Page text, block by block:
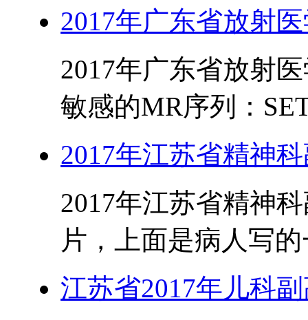
2017年广东省放射
2017年广东省放射
敏感的MR序列：
2017年江苏省精神
2017年江苏省精神
片，上面是病人写
江苏省2017年儿科